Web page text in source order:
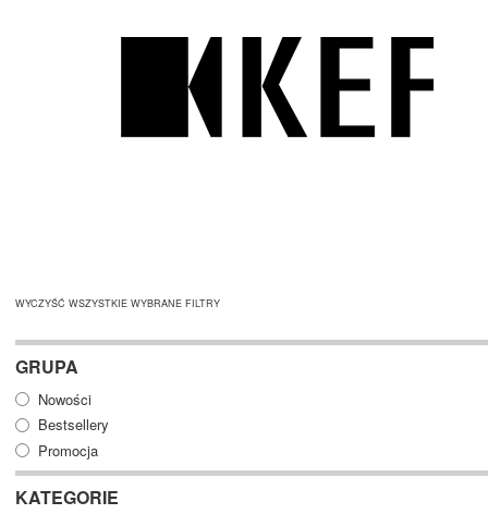
WYCZYŚĆ WSZYSTKIE WYBRANE FILTRY
GRUPA
Nowości
Bestsellery
Promocja
KATEGORIE